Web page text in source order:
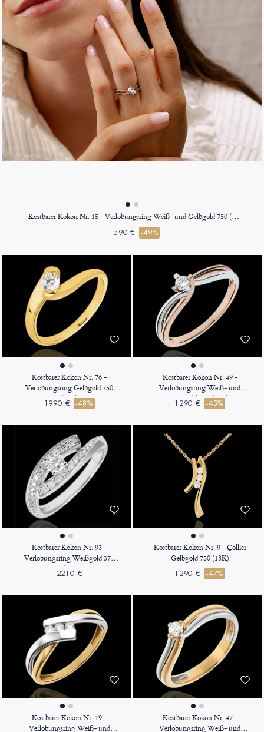
Kostbarer Kokon Nr. 15 - Verlobungsring Weiß- und Gelbgold 750 (18K)
1590 € -49%
Kostbarer Kokon Nr. 76 -
Verlobungsring Gelbgold 750
(18K)
1990 € -48%
Kostbarer Kokon Nr. 49 -
Verlobungsring Weiß- und
Roségold 750 (18K)
1290 € -45%
Kostbarer Kokon Nr. 93 -
Verlobungsring Weißgold 375
(9K)
2210 €
Kostbarer Kokon Nr. 9 - Collier
Gelbgold 750 (18K)
1290 € -47%
Kostbarer Kokon Nr. 19 -
Verlobungsring Weiß- und
Kostbarer Kokon Nr. 47 -
Verlobungsring Weiß- und